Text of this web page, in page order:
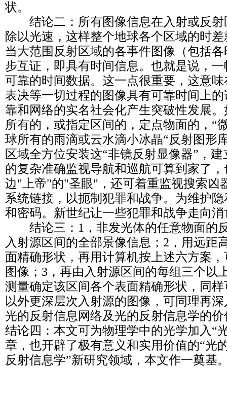
状。
结论二：所有图像信息在入射或反射
除以光速，这样整个地球各个区域的时
当大范围反射区域的各事件图像（包括
步互证，即具有时间信息。也就是说，
可靠的时间数据。这一点很重要，这意
表决等一切过程的图像具有可靠时间上
靠和网络的实名社会化产生突破性发展
所有的，或指定区间的，定点物面的，“
球所有的雨滴或云水滴小冰晶“反射图形
区域全方位安装这“非镜反射显像器”，
的复杂准确监视导航和巡航可算到家了
边"上帝"的"圣眼"，还可着重监视搜索凶
系统链接，以扼制犯罪和战争。为维护
和密码。新世纪让一些犯罪和战争走向消
结论三：1，非发光体的任意物面的
入射源区间的全部景像信息；2，用远距
面精确形状，再用计算机按上述六方案
图像；3，再由入射源区间的每组三个以
测量确定该区间各个表面精确形状，同
以外更深层次入射源的图像，可同理再
光的反射信息网络及光的反射信息学的
结论四：本文可为物理学中的光学加入“
章，也开辟了极有意义和实用价值的“光
反射信息学”新研究领域，本文作一奠基